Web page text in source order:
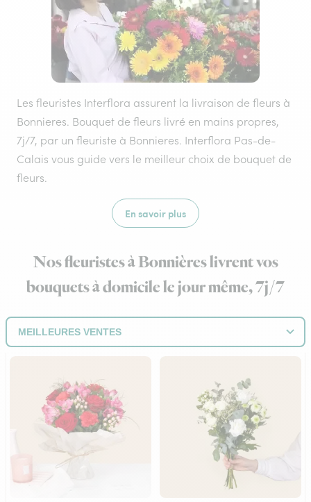
Les fleuristes Interflora assurent la livraison de fleurs à
Bonnieres. Bouquet de fleurs livré en mains propres,
7j/7, par un fleuriste à Bonnieres. Interflora Pas-de-
Calais vous guide vers le meilleur choix de bouquet de
fleurs.
En savoir plus
Nos fleuristes à Bonnières livrent vos
bouquets à domicile le jour même, 7j/7